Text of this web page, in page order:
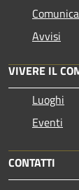
Avvisi
VIVERE IL
Luoghi
Eventi
CONTATTI